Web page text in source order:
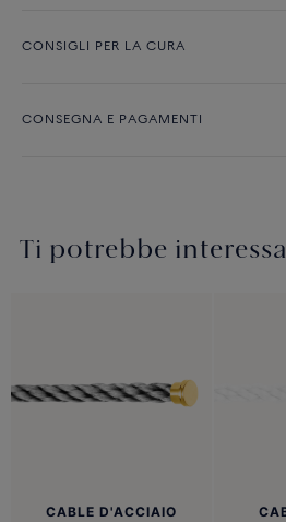
CONSIGLI PER LA CURA
CONSEGNA E PAGAMENTI
Ti potrebbe
CABLE D'ACCIAIO